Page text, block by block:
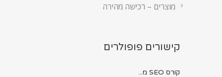
מוצרים – רכישה מהירה
קישורים פופולרים
קורס SEO מ...